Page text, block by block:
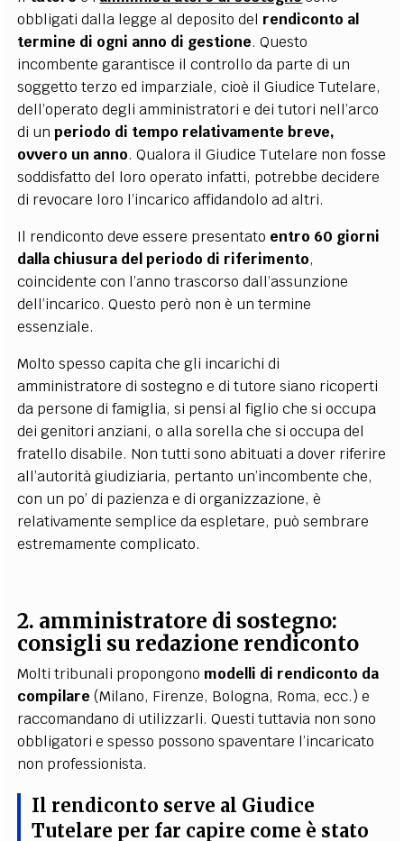
obbligati dalla legge al deposito del rendiconto al
termine di ogni anno di gestione. Questo
incombente garantisce il controllo da parte di un
soggetto terzo ed imparziale, cioè il Giudice Tutelare,
dell’operato degli amministratori e dei tutori nell’arco
di unperiodo di tempo relativamente breve,
ovvero un anno. Qualora il Giudice Tutelare non fosse
soddisfatto del loro operato infatti, potrebbe decidere
di revocare loro l’incarico affidandolo ad altri.
Il rendiconto deve essere presentato entro 60 giorni
dalla chiusura del periodo di riferimento,
coincidente con l’anno trascorso dall’assunzione
dell’incarico. Questo però non è un termine
essenziale.
Molto spesso capita che gli incarichi di
amministratore di sostegno e di tutore siano ricoperti
da persone di famiglia, si pensi al figlio che si occupa
dei genitori anziani, o alla sorella che si occupa del
fratello disabile. Non tutti sono abituati a dover riferire
all’autorità giudiziaria, pertanto un’incombente che,
con un po’ di pazienza e di organizzazione, è
relativamente semplice da espletare, può sembrare
estremamente complicato.
2. amministratore di sostegno:
consigli su redazione rendiconto
Molti tribunali propongono modelli di rendiconto da
compilare (Milano, Firenze, Bologna, Roma, ecc.) e
raccomandano di utilizzarli. Questi tuttavia non sono
obbligatori e spesso possono spaventare l’incaricato
non professionista.
Il rendiconto serve al Giudice
Tutelare per far capire come è stato